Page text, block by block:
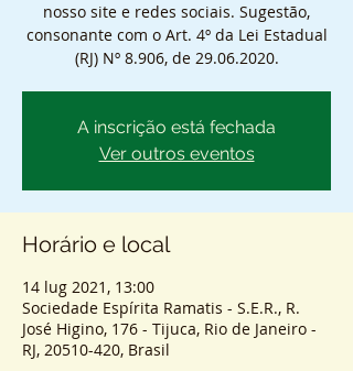
nosso site e redes sociais. Sugestão,
consonante com o Art. 4º da Lei Estadual
(RJ) Nº 8.906, de 29.06.2020.
A inscrição está fechada
Ver outros eventos
Horário e local
14 lug 2021, 13:00
Sociedade Espírita Ramatis - S.E.R., R.
José Higino, 176 - Tijuca, Rio de Janeiro -
RJ, 20510-420, Brasil